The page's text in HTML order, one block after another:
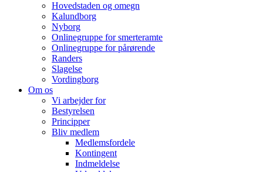
Hovedstaden og omegn
Kalundborg
Nyborg
Onlinegruppe for smerteramte
Onlinegruppe for pårørende
Randers
Slagelse
Vordingborg
Om os
Vi arbejder for
Bestyrelsen
Principper
Bliv medlem
Medlemsfordele
Kontingent
Indmeldelse